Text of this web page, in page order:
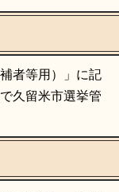
者等用）」に記
久留米市選挙管